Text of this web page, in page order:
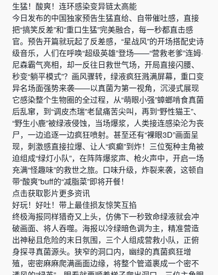
生猛！酸爽！连环感染变异链太高能
今日发布的中国独家预告生猛直给、自带催吐感，直接
把“搞笑反差”和“重口生猛”完美融合，每一秒都直击感
官。预告开篇就玩起了反差感，“星战风”的开场搭配史诗
级音乐，人们在呼唤“超级英雄”登场——“营救老爹”连姆·
尼森霸气亮相，却一反往日救世气场，开局直接闪腰、
秒变“躺平模式”？画风骤转，绿液疯狂溅满屏幕，重口变
异名场面强势来袭——以真菌为第一视角，沉浸式展现
它感染整个生物圈的全过程，从“萌眼小强”蟑螂啃食真菌
后乱窜，到“调皮杰瑞”老鼠痛苦尖叫，再到“野性猫王”、
“野生小鹿”被绿液侵蚀，当场爆浆，人类接连感染沦为丧
尸，一边追逐一边疯狂喷射。甚至还有“裸眼3D”画面呈
现，刺激感直接拉爆、让人“疯癫”到炸！三位冤种主角被
迫组成“绿灯小队”，在阵阵爆浆声、枪火声中，开启一场
充满“怪趣味”的救世之旅。口味升级，炸裂来袭，这顿自
带“酸爽”buff的“减脂菜”即将开餐！
点击获取影片更多资讯
好玩！好吐！带上最佳损友惊笑互掐
终极海报同样猎奇又上头，仿佛下一秒致命绿液就会冲
破画面、将人吞噬。海报以冷绿暗色调为主，精准营造
出神秘且危险的末日氛围，三个人组成营救小队，正俯
身探寻真菌源头。狭窄的洞口内，幽绿的真菌疯狂增
殖，密密麻麻爬满画面边缘，将整个管道裹成一个密不